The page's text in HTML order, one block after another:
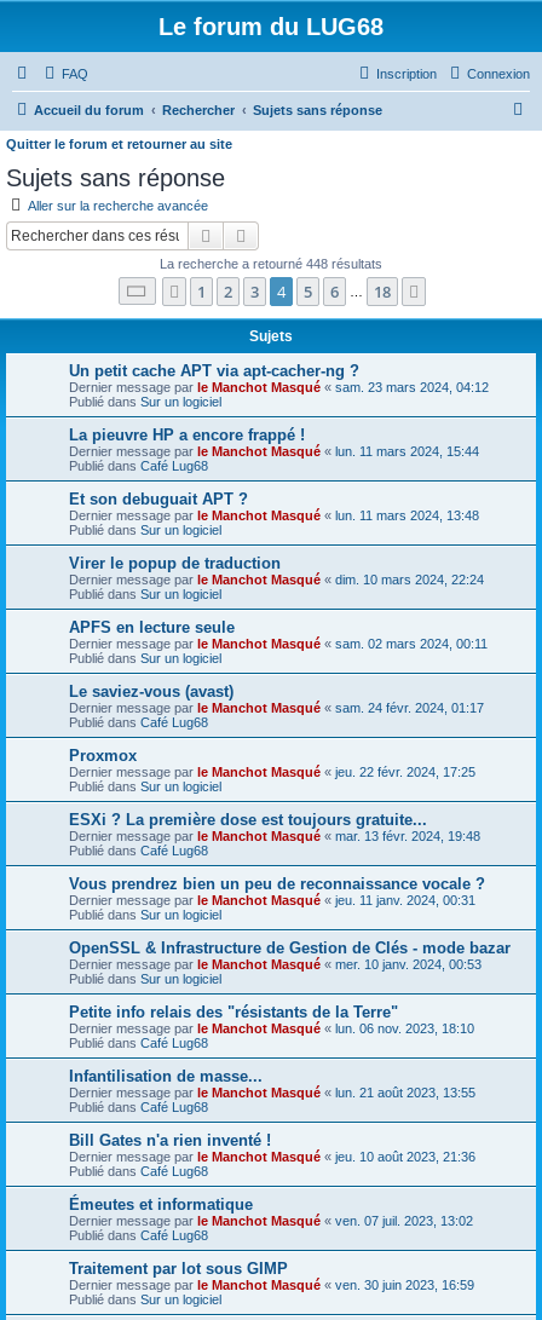
Le forum du LUG68
FAQ Connexion
Inscription
Accueil du forum Rechercher Sujets sans réponse
Quitter le forum et retourner au site
Sujets sans réponse
Aller sur la recherche avancée
Rechercher
La recherche a retourné 448 résultats
Page sur18
Précédent
1 2 3 4 5 6 18
Sujets
Un petit cache APT via apt-cacher-ng ?
Dernier message par le Manchot Masqué « sam. 23 mars 2024, 04:12
Publié dans Sur un logiciel
La pieuvre HP a encore frappé !
Dernier message par le Manchot Masqué « lun. 11 mars 2024, 15:44
Publié dans Café Lug68
Et son debuguait APT ?
Dernier message par le Manchot Masqué « lun. 11 mars 2024, 13:48
Publié dans Sur un logiciel
Virer le popup de traduction
Dernier message par le Manchot Masqué « dim. 10 mars 2024, 22:24
Publié dans Sur un logiciel
APFS en lecture seule
Dernier message par le Manchot Masqué « sam. 02 mars 2024, 00:11
Publié dans Sur un logiciel
Le saviez-vous (avast)
Dernier message par le Manchot Masqué « sam. 24 févr. 2024, 01:17
Publié dans Café Lug68
Proxmox
Dernier message par le Manchot Masqué « jeu. 22 févr. 2024, 17:25
Publié dans Sur un logiciel
ESXi ? La première dose est toujours gratuite...
Dernier message par le Manchot Masqué « mar. 13 févr. 2024, 19:48
Publié dans Café Lug68
Vous prendrez bien un peu de reconnaissance vocale ?
Dernier message par le Manchot Masqué « jeu. 11 janv. 2024, 00:31
Publié dans Sur un logiciel
OpenSSL & Infrastructure de Gestion de Clés - mode bazar
Dernier message par le Manchot Masqué « mer. 10 janv. 2024, 00:53
Publié dans Sur un logiciel
Petite info relais des "résistants de la Terre"
Dernier message par le Manchot Masqué « lun. 06 nov. 2023, 18:10
Publié dans Café Lug68
Infantilisation de masse...
Dernier message par le Manchot Masqué « lun. 21 août 2023, 13:55
Publié dans Café Lug68
Bill Gates n'a rien inventé !
Dernier message par le Manchot Masqué « jeu. 10 août 2023, 21:36
Publié dans Café Lug68
Émeutes et informatique
Dernier message par le Manchot Masqué « ven. 07 juil. 2023, 13:02
Publié dans Café Lug68
Traitement par lot sous GIMP
Dernier message par le Manchot Masqué « ven. 30 juin 2023, 16:59
Publié dans Sur un logiciel